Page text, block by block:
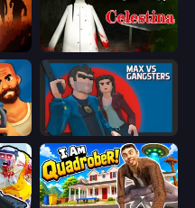
House of Celestina
Max vs Gangsters